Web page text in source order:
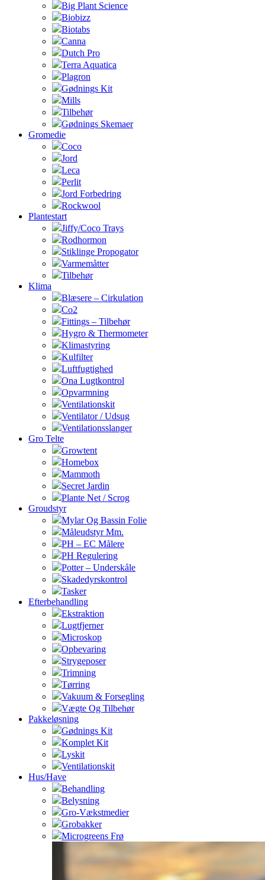
Big Plant Science
Biobizz
Biotabs
Canna
Dutch Pro
Terra Aquatica
Plagron
Gødnings Kit
Mills
Tilbehør
Gødnings Skemaer
Gromedie
Coco
Jord
Leca
Perlit
Jord Forbedring
Rockwool
Plantestart
Jiffy/Coco Trays
Rodhormon
Stiklinge Propogator
Varmemåtter
Tilbehør
Klima
Blæsere – Cirkulation
Co2
Fittings – Tilbehør
Hygro & Thermometer
Klimastyring
Kulfilter
Luftfugtighed
Ona Lugtkontrol
Opvarmning
Ventilationskit
Ventilator / Udsug
Ventilationsslanger
Gro Telte
Growtent
Homebox
Mammoth
Secret Jardin
Plante Net / Scrog
Groudstyr
Mylar Og Bassin Folie
Måleudstyr Mm.
PH – EC Målere
PH Regulering
Potter – Underskåle
Skadedyrskontrol
Tasker
Efterbehandling
Ekstraktion
Lugtfjerner
Microskop
Opbevaring
Strygeposer
Trimning
Tørring
Vakuum & Forsegling
Vægte Og Tilbehør
Pakkeløsning
Gødnings Kit
Komplet Kit
Lyskit
Ventilationskit
Hus/Have
Behandling
Belysning
Gro-Vækstmedier
Grobakker
Microgreens Frø